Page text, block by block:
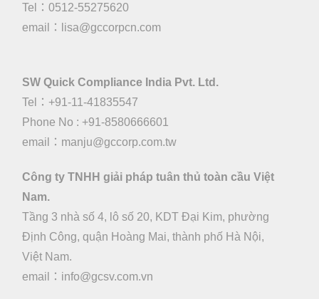
Tel：0512-55275620
email：
lisa@gccorpcn.com
SW Quick Compliance India Pvt. Ltd.
Tel：+91-11-41835547
Phone No : +91-8580666601
email：manju@gccorp.com.tw
Công ty TNHH giải pháp tuân thủ toàn cầu Việt
Nam.
Tầng 3 nhà số 4, lô số 20, KDT Đại Kim, phường
Định Công, quận Hoàng Mai, thành phố Hà Nội,
Việt Nam.
email： info@gcsv.com.vn